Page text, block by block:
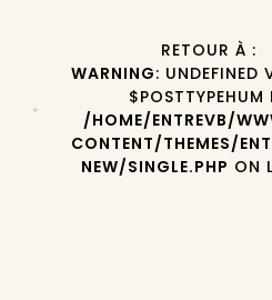
RETOUR À :
WARNING: UNDEFINED
$POSTTYPEHUM
/HOME/ENTREVB/
CONTENT/THEMES/
NEW/SINGLE.PHP ON